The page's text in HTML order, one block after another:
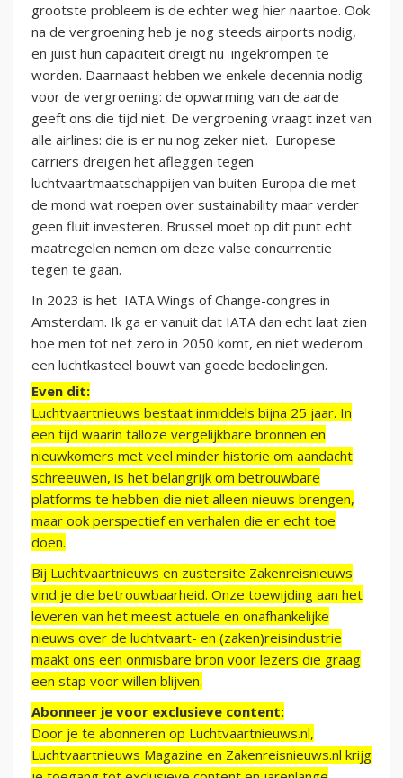
grootste probleem is de echter weg hier naartoe. Ook
na de vergroening heb je nog steeds airports nodig,
en juist hun capaciteit dreigt nu ingekrompen te
worden. Daarnaast hebben we enkele decennia nodig
voor de vergroening: de opwarming van de aarde
geeft ons die tijd niet. De vergroening vraagt inzet van
alle airlines: die is er nu nog zeker niet. Europese
carriers dreigen het afleggen tegen
luchtvaartmaatschappijen van buiten Europa die met
de mond wat roepen over sustainability maar verder
geen fluit investeren. Brussel moet op dit punt echt
maatregelen nemen om deze valse concurrentie
tegen te gaan.
In 2023 is het IATA Wings of Change-congres in
Amsterdam. Ik ga er vanuit dat IATA dan echt laat zien
hoe men tot net zero in 2050 komt, en niet wederom
een luchtkasteel bouwt van goede bedoelingen.
Even dit:
Luchtvaartnieuws bestaat inmiddels bijna 25 jaar. In
een tijd waarin talloze vergelijkbare bronnen en
nieuwkomers met veel minder historie om aandacht
schreeuwen, is het belangrijk om betrouwbare
platforms te hebben die niet alleen nieuws brengen,
maar ook perspectief en verhalen die er echt toe
doen.
Bij Luchtvaartnieuws en zustersite Zakenreisnieuws
vind je die betrouwbaarheid. Onze toewijding aan het
leveren van het meest actuele en onafhankelijke
nieuws over de luchtvaart- en (zaken)reisindustrie
maakt ons een onmisbare bron voor lezers die graag
een stap voor willen blijven.
Abonneer je voor exclusieve content:
Door je te abonneren op Luchtvaartnieuws.nl,
Luchtvaartnieuws Magazine en Zakenreisnieuws.nl krijg